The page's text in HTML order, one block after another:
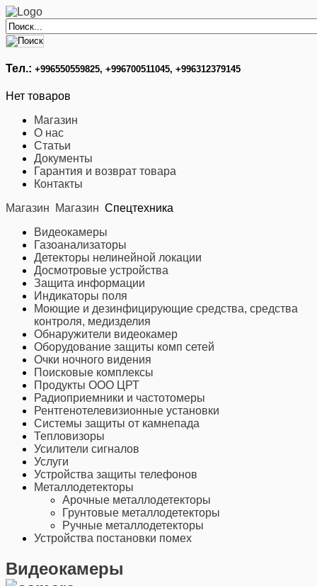
Тел.: +996550559825, +996700511045, +996312379145
Нет товаров
Магазин
О нас
Статьи
Документы
Гарантия и возврат товара
Контакты
Магазин
Магазин Спецтехника
Видеокамеры
Газоанализаторы
Детекторы нелинейной локации
Досмотровые устройства
Защита информации
Индикаторы поля
Моющие и дезинфицирующие средства, средства
контроля, медизделия
Обнаружители видеокамер
Оборудование защиты комп сетей
Очки ночного видения
Поисковые комплексы
Продукты ООО ЦРТ
Радиоприемники и частотомеры
Рентгенотелевизионные установки
Системы защиты от камнепада
Тепловизоры
Усилители сигналов
Услуги
Устройства защиты телефонов
Металлодетекторы
Арочные металлодетекторы
Грунтовые металлодетекторы
Ручные металлодетекторы
Устройства постановки помех
Видеокамеры